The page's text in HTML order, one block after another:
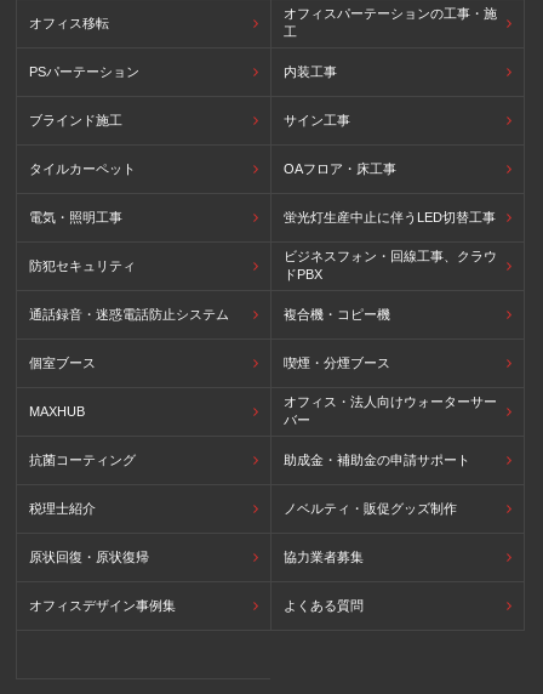
オフィス移転
オフィスパーテーションの工事・施
工
PSパーテーション 内装工事
ブラインド施工 サイン工事
タイルカーペット OAフロア・床工事
電気・照明工事 蛍光灯生産中止に伴うLED切替工事
防犯セキュリティ
ビジネスフォン・回線工事、クラウ
ドPBX
通話録音・迷惑電話防止システム 複合機・コピー機
個室ブース 喫煙・分煙ブース
MAXHUB
オフィス・法人向けウォーターサー
バー
抗菌コーティング 助成金・補助金の申請サポート
税理士紹介 ノベルティ・販促グッズ制作
原状回復・原状復帰 協力業者募集
オフィスデザイン事例集 よくある質問